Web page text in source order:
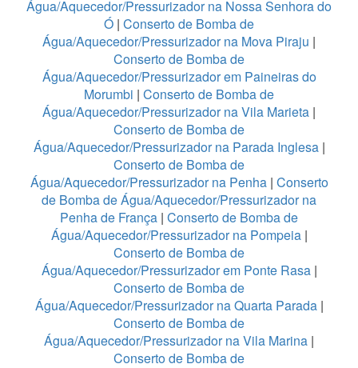
Água/Aquecedor/Pressurizador na Nossa Senhora do
Ó | Conserto de Bomba de
Água/Aquecedor/Pressurizador na Mova Piraju |
Conserto de Bomba de
Água/Aquecedor/Pressurizador em Paineiras do
Morumbi | Conserto de Bomba de
Água/Aquecedor/Pressurizador na Vila Marieta |
Conserto de Bomba de
Água/Aquecedor/Pressurizador na Parada Inglesa |
Conserto de Bomba de
Água/Aquecedor/Pressurizador na Penha| Conserto
de Bomba de Água/Aquecedor/Pressurizador na
Penha de França | Conserto de Bomba de
Água/Aquecedor/Pressurizador na Pompeia|
Conserto de Bomba de
Água/Aquecedor/Pressurizador em Ponte Rasa|
Conserto de Bomba de
Água/Aquecedor/Pressurizador na Quarta Parada|
Conserto de Bomba de
Água/Aquecedor/Pressurizador na Vila Marina |
Conserto de Bomba de